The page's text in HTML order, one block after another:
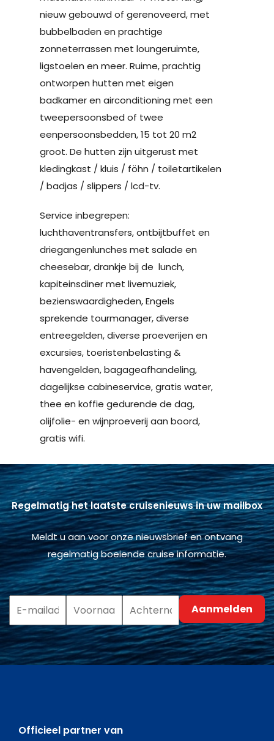
nieuw gebouwd of gerenoveerd, met
bubbelbaden en prachtige
zonneterrassen met loungeruimte,
ligstoelen en meer. Ruime, prachtig
ontworpen hutten met eigen
badkamer en airconditioning met een
tweepersoonsbed of twee
eenpersoonsbedden, 15 tot 20 m2
groot. De hutten zijn uitgerust met
kledingkast / kluis / föhn / toiletartikelen
/ badjas / slippers / lcd-tv.
Service inbegrepen:
luchthaventransfers, ontbijtbuffet en
driegangenlunches met salade en
cheesebar, drankje bij de lunch,
kapiteinsdiner met livemuziek,
bezienswaardigheden, Engels
sprekende tourmanager, diverse
entreegelden, diverse proeverijen en
excursies, toeristenbelasting &
havengelden, bagageafhandeling,
dagelijkse cabineservice, gratis water,
thee en koffie gedurende de dag,
olijfolie- en wijnproeverij aan boord,
gratis wifi.
Regelmatig het laatste cruisenieuws in uw mailbox
Meldt u aan voor onze nieuwsbrief en ontvang
regelmatig boeiende cruise informatie.
Officieel partner van